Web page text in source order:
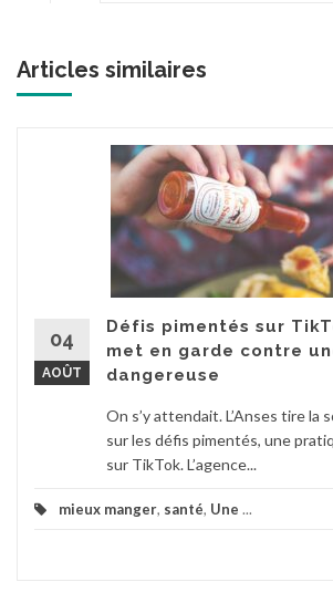
Articles similaires
04
AOÛT
Défis pimentés sur
met en garde contre
dangereuse
On s’y attendait. L’Anses tire la
sur les défis pimentés, une
sur TikTok. L’agence...
mieux manger, santé, Une ...